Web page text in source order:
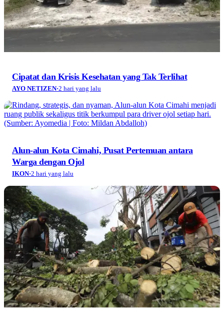
Cipatat dan Krisis Kesehatan yang Tak Terlihat
AYO NETIZEN·2 hari yang lalu
Alun-alun Kota Cimahi, Pusat Pertemuan antara
Warga dengan Ojol
IKON·2 hari yang lalu